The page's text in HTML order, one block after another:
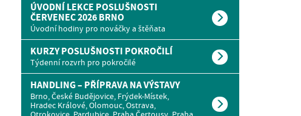
ÚVODNÍ LEKCE POSLUŠNOSTI
ČERVENEC 2026 BRNO
Úvodní hodiny pro nováčky a štěňata
KURZY POSLUŠNOSTI POKROČILÍ
Týdenní rozvrh pro pokročilé
HANDLING – PŘÍPRAVA NA VÝSTAVY
Brno, České Budějovice, Frýdek-Místek,
Hradec Králové, Olomouc, Ostrava,